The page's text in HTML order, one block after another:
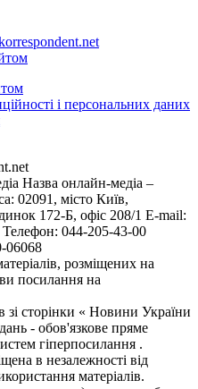
і персональних даних
Назва онлайн-медіа –
02091, місто Київ,
172-Б, офіс 208/1 E-mail:
Телефон: 044-205-43-00
06068
розміщених на
посилання на
зі сторінки « Новини України
- обов'язкове пряме
гіперпосилання .
в незалежності від
матеріалів.